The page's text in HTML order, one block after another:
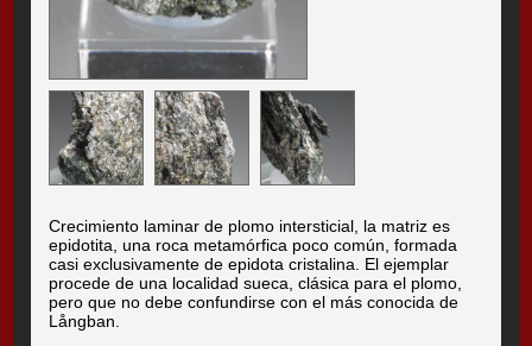
Crecimiento laminar de plomo intersticial, la matriz es
epidotita, una roca metamórfica poco común, formada
casi exclusivamente de epidota cristalina. El ejemplar
procede de una localidad sueca, clásica para el plomo,
pero que no debe confundirse con el más conocida de
Långban.